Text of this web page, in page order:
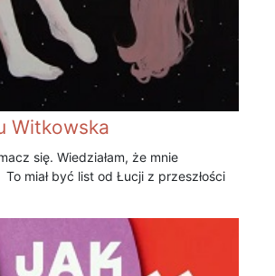
Witkowska
się. Wiedziałam, że mnie
miał być list od Łucji z przeszłości